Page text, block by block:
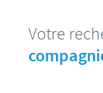
Votre